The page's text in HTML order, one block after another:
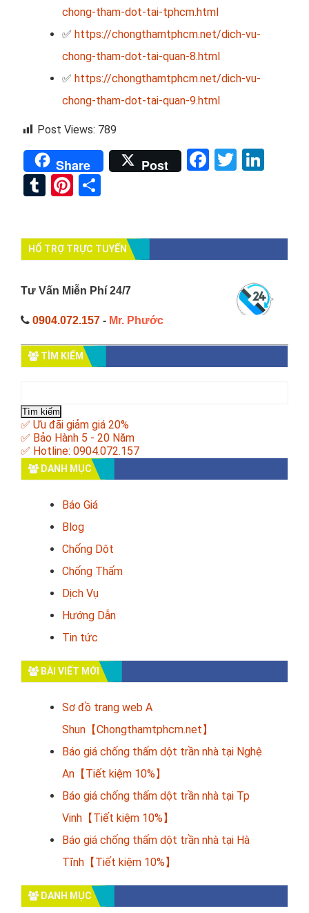
chong-tham-dot-tai-tphcm.html
✅ https://chongthamtphcm.net/dich-vu-
chong-tham-dot-tai-quan-8.html
✅ https://chongthamtphcm.net/dich-vu-
chong-tham-dot-tai-quan-9.html
Post Views: 789
Share Post Facebook
Twitter
TumblrPinterest
HỔ TRỢ TRỰC TUYẾN
Tư Vấn Miễn Phí 24/7
0904.072.157 - Mr. Phước
TÌM KIẾM
cho:
✅ Ưu đãi giảm giá 20%
✅ Bảo Hành 5 - 20 Năm
✅ Hotline: 0904.072.157
DANH MỤC
Báo Giá
Blog
Chống Dột
Chống Thấm
Dịch Vụ
Hướng Dẫn
Tin tức
BÀI VIẾT MỚI
Sơ đồ trang web A
Shun【Chongthamtphcm.net】
Báo giá chống thấm dột trần nhà tại Nghệ
An【Tiết kiệm 10%】
Báo giá chống thấm dột trần nhà tại Tp
Vinh【Tiết kiệm 10%】
Báo giá chống thấm dột trần nhà tại Hà
Tĩnh【Tiết kiệm 10%】
DANH MỤC